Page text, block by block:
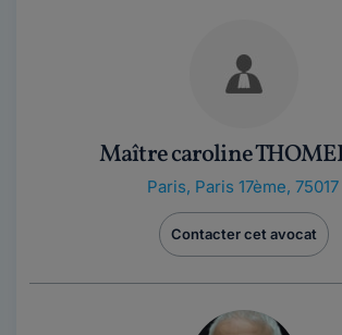
Maître caroline
Paris, Paris 17ème, 75017
Contacter cet avocat